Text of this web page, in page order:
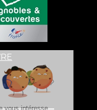
ce site vous intéresse